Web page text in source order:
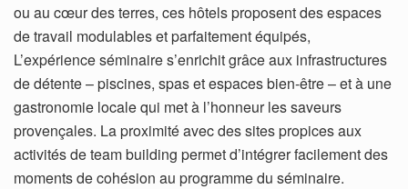
ou au cœur des terres, ces hôtels proposent des espaces
de travail modulables et parfaitement équipés,
L’expérience séminaire s’enrichit grâce aux infrastructures
de détente – piscines, spas et espaces bien-être – et à une
gastronomie locale qui met à l’honneur les saveurs
provençales. La proximité avec des sites propices aux
activités de team building permet d’intégrer facilement des
moments de cohésion au programme du séminaire.